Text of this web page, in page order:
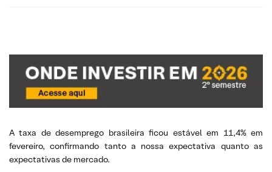
A taxa de desemprego brasileira ficou estável em 11,4% em
fevereiro, confirmando tanto a nossa expectativa quanto as
expectativas de mercado.